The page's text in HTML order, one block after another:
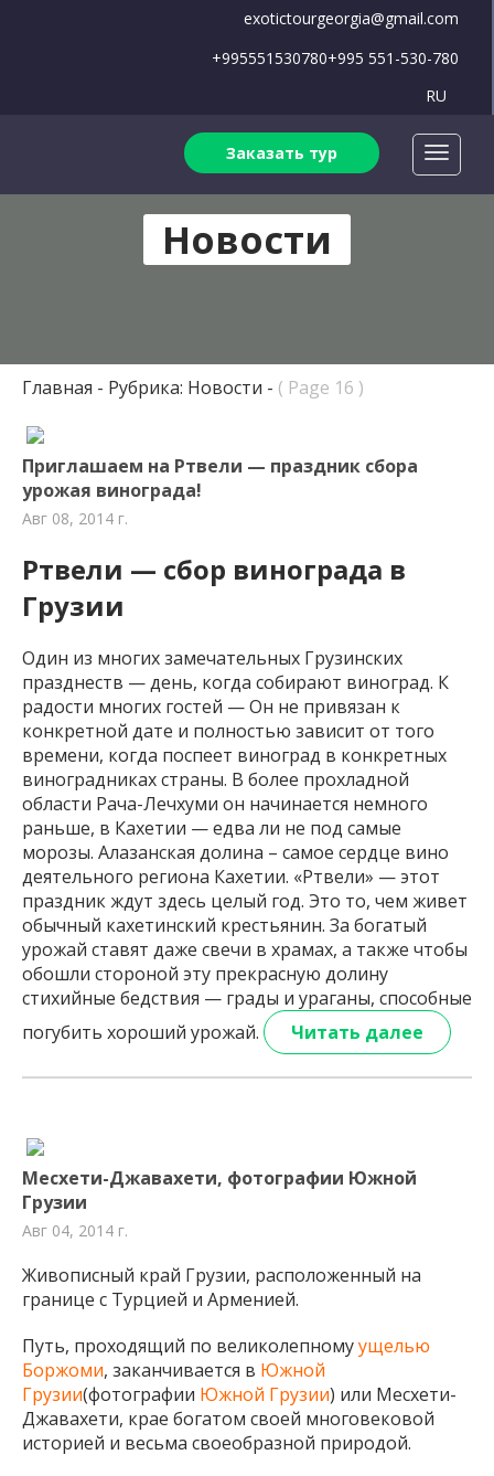
exotictourgeorgia@gmail.com
+995551530780+995 551-530-780
RU
Заказать тур
Новости
Главная Рубрика: Новости ( Page 16 )
Приглашаем на Ртвели — праздник сбора
урожая винограда!
Авг 08, 2014 г.
Ртвели — сбор винограда в
Грузии
Один из многих замечательных Грузинских
празднеств — день, когда собирают виноград. К
радости многих гостей — Он не привязан к
конкретной дате и полностью зависит от того
времени, когда поспеет виноград в конкретных
виноградниках страны. В более прохладной
области Рача-Лечхуми он начинается немного
раньше, в Кахетии — едва ли не под самые
морозы. Алазанская долина – самое сердце вино
деятельного региона Кахетии. «Ртвели» — этот
праздник ждут здесь целый год. Это то, чем живет
обычный кахетинский крестьянин. За богатый
урожай ставят даже свечи в храмах, а также чтобы
обошли стороной эту прекрасную долину
стихийные бедствия — грады и ураганы, способные
погубить хороший урожай.
Читать далее
Месхети-Джавахети, фотографии Южной
Грузии
Авг 04, 2014 г.
Живописный край Грузии, расположенный на
границе с Турцией и Арменией.
Путь, проходящий по великолепномуущелью
Боржоми, заканчивается в Южной
Грузии(фотографии Южной Грузии) или Месхети-
Джавахети, крае богатом своей многовековой
историей и весьма своеобразной природой.